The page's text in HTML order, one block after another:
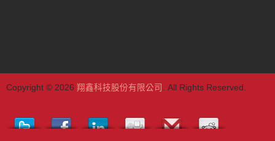
Copyright © 2026 翔鑫科技股份有限公司 . All Rights Reserved.